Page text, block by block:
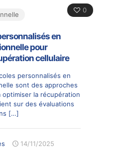
0
en
pour
cellulaire
personnalisés en
sont des approches
optimiser la récupération
sur des évaluations
[…]
14/11/2025